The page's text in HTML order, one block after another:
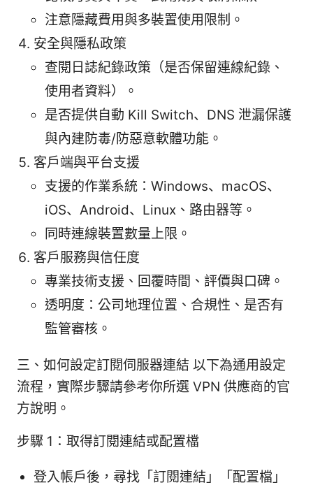
注意隱藏費用與多裝置使用限制。
安全與隱私政策
查閱日誌紀錄政策（是否保留連線紀錄、
使用者資料）。
是否提供自動 Kill Switch、DNS 泄漏保護
與內建防毒/防惡意軟體功能。
客戶端與平台支援
支援的作業系統：Windows、macOS、
iOS、Android、Linux、路由器等。
同時連線裝置數量上限。
客戶服務與信任度
專業技術支援、回覆時間、評價與口碑。
透明度：公司地理位置、合規性、是否有
監管審核。
三、如何設定訂閱伺服器連結 以下為通用設定
流程，實際步驟請參考你所選 VPN 供應商的官
方說明。
步驟 1：取得訂閱連結或配置檔
登入帳戶後，尋找「訂閱連結」「配置檔」